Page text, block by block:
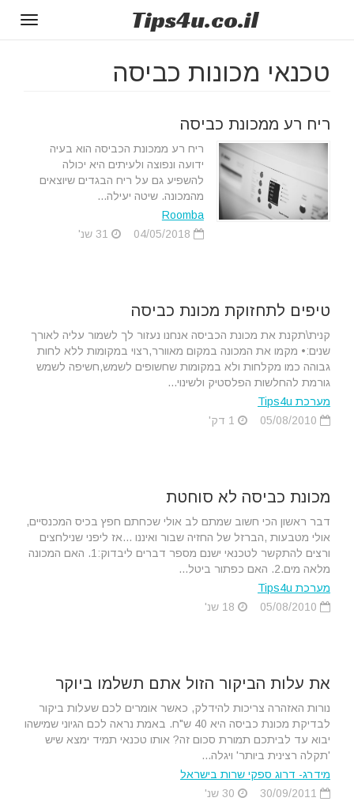
Tips4u.co.il
טכנאי מכונות כביסה
ריח רע ממכונת כביסה
ריח רע ממכונת הכביסה הוא בעיה
ידועה ונפוצה ולעיתים היא יכולה
להשפיע גם על ריח הבגדים שיוצאים
מהמכונה. שיטה יעילה...
Roomba
טיפים לתחזוקת מכונת כביסה
קנית\תקנת את מכונת הכביסה אנחנו נעזור לך לשמור עליה לאורך
שנים:• מקמו את המכונה במקום מאוורר,רצוי במקומות ללא לחות
גבוהה כמו מקלחות ולא במקומות שחשופים לשמש,חשיפה לשמש
גורמת להחלשות הפלסטיק ולשינוי...
מערכת Tips4u
מכונת כביסה לא סוחטת
דבר ראשון הכי חשוב שמתם לב אולי שכחתם חפץ בכיס המכנסיים,
אולי מטבעות ,הברזל של החזיה שבור ואיננו ...אז ליפני שנילחצים
ורצים להתקשר לטכנאי ישנם מספר דברים ליבדוק:1. האם המכונה
מלאה מים.2. האם כפתור ביטל...
מערכת Tips4u
את עלות הביקור הזול אתם תשלמו ביוקר
נורות האזהרה צריכות להידלק, כאשר אומרים לכם שעלות ביקור
לבדיקת מכונת כביסה היא 40 ש"ח. באמת נראה לכם הגיוני שמישהו
יבוא עד לביתכם תמורת סכום זה? אותו טכנאי תמיד ימצא שיש
'תקלה רצינית ביותר' ויגלה...
מידרג- דרוג ספקי שרות בישראל